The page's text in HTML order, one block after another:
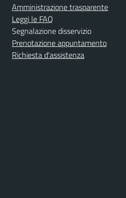
Amministrazione trasparente
Leggi le FAQ
Segnalazione disservizio
Prenotazione appuntamento
Richiesta d'assistenza